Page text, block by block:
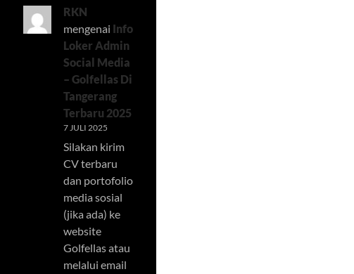
RKN
mengenai Info
Loker Admin
Social Media
– Golfellas Di
Tangerang
Terbaru 2025
7 JULI 2025
Silakan kirim
CV terbaru
dan portofolio
media sosial
(jika ada) ke
website
Golfellas atau
melalui email